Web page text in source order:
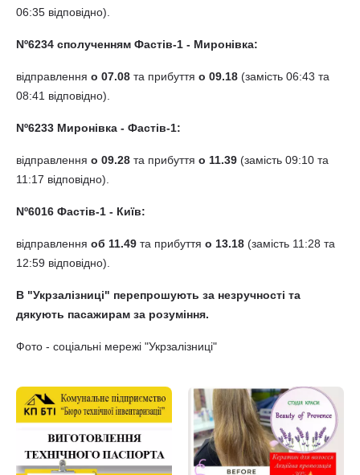
06:35 відповідно).
Nº6234 сполученням Фастів-1 - Миронівка:
відправлення о 07.08 та прибуття о 09.18 (замість 06:43 та
08:41 відповідно).
Nº6233 Миронівка - Фастів-1:
відправлення о 09.28 та прибуття о 11.39 (замість 09:10 та
11:17 відповідно).
Nº6016 Фастів-1 - Київ:
відправлення об 11.49 та прибуття о 13.18 (замість 11:28 та
12:59 відповідно).
В "Укрзалізниці" перепрошують за незручності та
дякують пасажирам за розуміння.
Фото - соціальні мережі "Укрзалізниці"